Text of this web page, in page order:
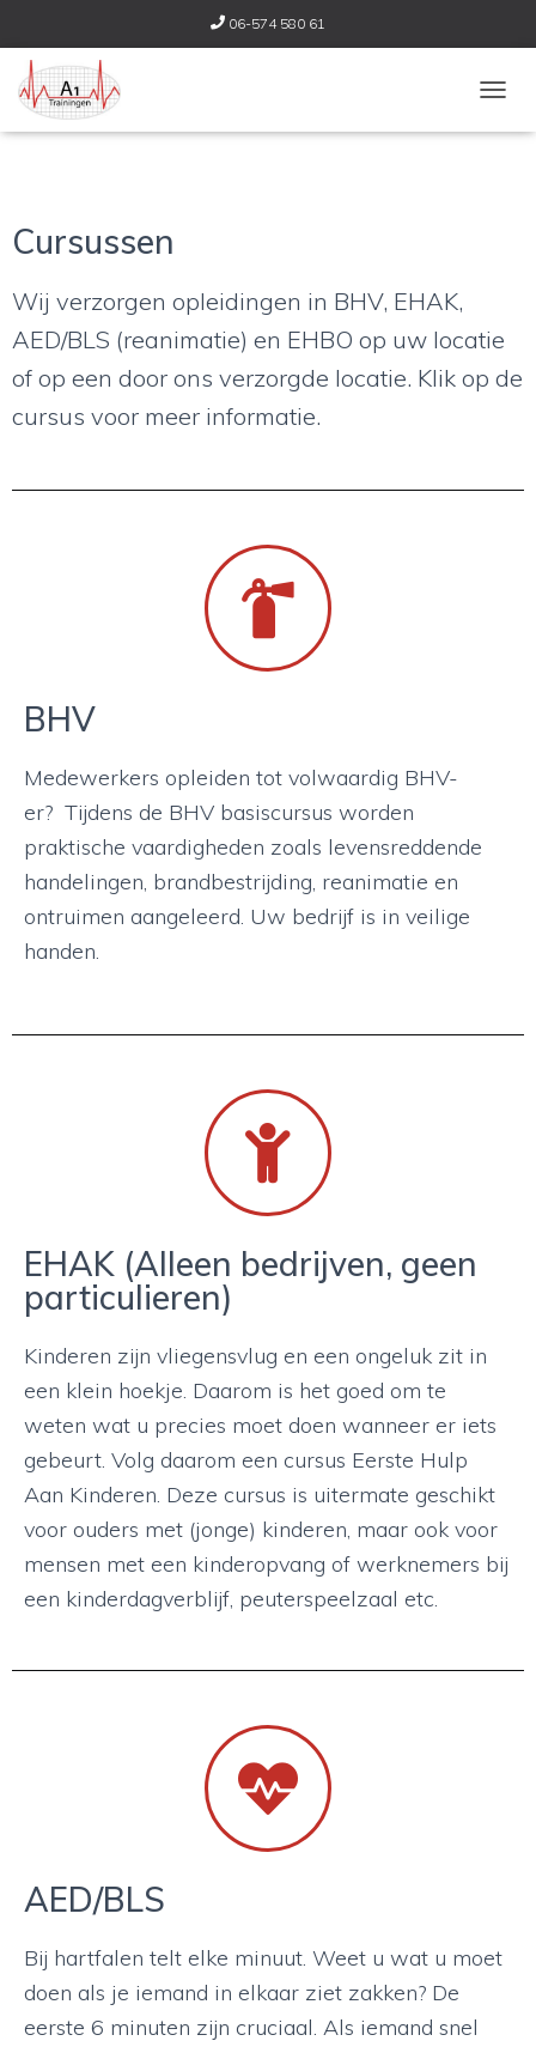
06-574 580 61
O
G
T
Cursussen
Wij verzorgen opleidingen in BHV, EHAK,
AED/BLS (reanimatie) en EHBO op uw locatie
of op een door ons verzorgde locatie. Klik op de
cursus voor meer informatie.
BHV
Medewerkers opleiden tot volwaardig BHV-
er? Tijdens de BHV basiscursus worden
praktische vaardigheden zoals levensreddende
handelingen, brandbestrijding, reanimatie en
ontruimen aangeleerd. Uw bedrijf is in veilige
handen.
EHAK (Alleen bedrijven, geen
particulieren)
Kinderen zijn vliegensvlug en een ongeluk zit in
een klein hoekje. Daarom is het goed om te
weten wat u precies moet doen wanneer er iets
gebeurt. Volg daarom een cursus Eerste Hulp
Aan Kinderen. Deze cursus is uitermate geschikt
voor ouders met (jonge) kinderen, maar ook voor
mensen met een kinderopvang of werknemers bij
een kinderdagverblijf, peuterspeelzaal etc.
AED/BLS
Bij hartfalen telt elke minuut. Weet u wat u moet
doen als je iemand in elkaar ziet zakken? De
eerste 6 minuten zijn cruciaal. Als iemand snel